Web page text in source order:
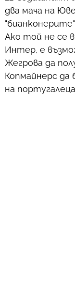
два мача на
Ако той не се
Интер, е
Жегрова да
Копмайнерс да
на